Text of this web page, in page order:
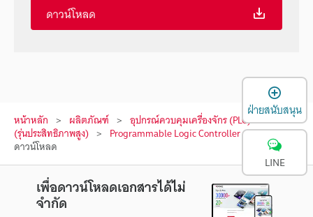
ดาวน์โหลด
หน้าหลัก ผลิตภัณฑ์ อุปกรณ์ควบคุมเครื่องจักร (PLC) PLC
(รุ่นประสิทธิภาพสูง) Programmable Logic Controller
ดาวน์โหลด
เพื่อดาวน์โหลดเอกสารได้ไม่
จำกัด
ฝ่ายสนับสนุน
LINE